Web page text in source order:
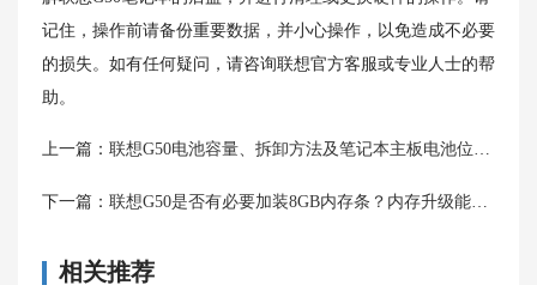
记住，操作前请备份重要数据，并小心操作，以免造成不必要
的损失。如有任何疑问，请咨询联想官方客服或专业人士的帮
助。
上一篇： 联想G50电池容量、拆卸方法及笔记本主板电池位置解析
下一篇： 联想G50是否有必要加装8GB内存条？内存升级能力解析
相关推荐